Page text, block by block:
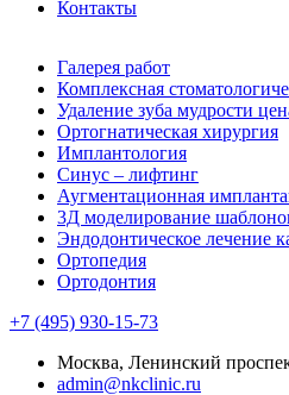
Контакты
Галерея работ
Комплексная
Удаление зуба мудрости
Ортогнатическая хирургия
Имплантология
Синус – лифтинг
Аугментационная
3Д моделирование
Эндодонтическое лечение
Ортопедия
Ортодонтия
+7 (495) 930-15-73
Москва, Ленинский
admin@nkclinic.ru